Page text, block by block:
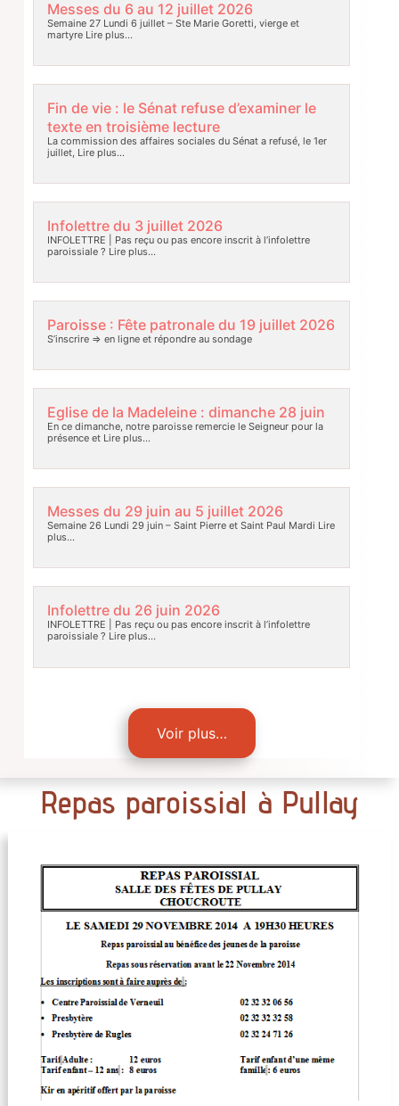
Messes du 6 au 12 juillet 2026
Semaine 27 Lundi 6 juillet – Ste Marie Goretti, vierge et
martyreLire plus…
Fin de vie : le Sénat refuse d’examiner le
texte en troisième lecture
La commission des affaires sociales du Sénat a refusé, le 1er
juillet, Lire plus…
Infolettre du 3 juillet 2026
INFOLETTRE | Pas reçu ou pas encore inscrit à l’infolettre
paroissiale ? Lire plus…
Paroisse : Fête patronale du 19 juillet 2026
S’inscrire => en ligne et répondre au sondage
Eglise de la Madeleine : dimanche 28 juin
En ce dimanche, notre paroisse remercie le Seigneur pour la
présence etLire plus…
Messes du 29 juin au 5 juillet 2026
Semaine 26 Lundi 29 juin – Saint Pierre et Saint Paul Mardi Lire
plus…
Infolettre du 26 juin 2026
INFOLETTRE | Pas reçu ou pas encore inscrit à l’infolettre
paroissiale ? Lire plus…
Voir plus…
Repas paroissial à Pullay